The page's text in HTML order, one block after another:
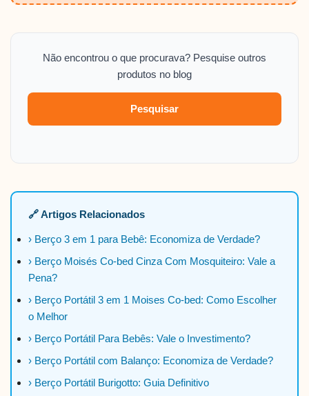
Não encontrou o que procurava? Pesquise outros
produtos no blog
Pesquisar
🔗 Artigos Relacionados
› Berço 3 em 1 para Bebê: Economiza de Verdade?
› Berço Moisés Co-bed Cinza Com Mosquiteiro: Vale a
Pena?
› Berço Portátil 3 em 1 Moises Co-bed: Como Escolher
o Melhor
› Berço Portátil Para Bebês: Vale o Investimento?
› Berço Portátil com Balanço: Economiza de Verdade?
› Berço Portátil Burigotto: Guia Definitivo